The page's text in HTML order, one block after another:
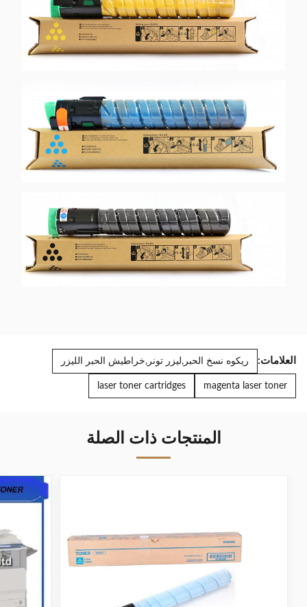
العلامات: ريكوه نسخ الحبر,ليزر تونر,خراطيش الحبر الليزر
magenta laser toner
laser toner cartridges
المنتجات ذات الصلة